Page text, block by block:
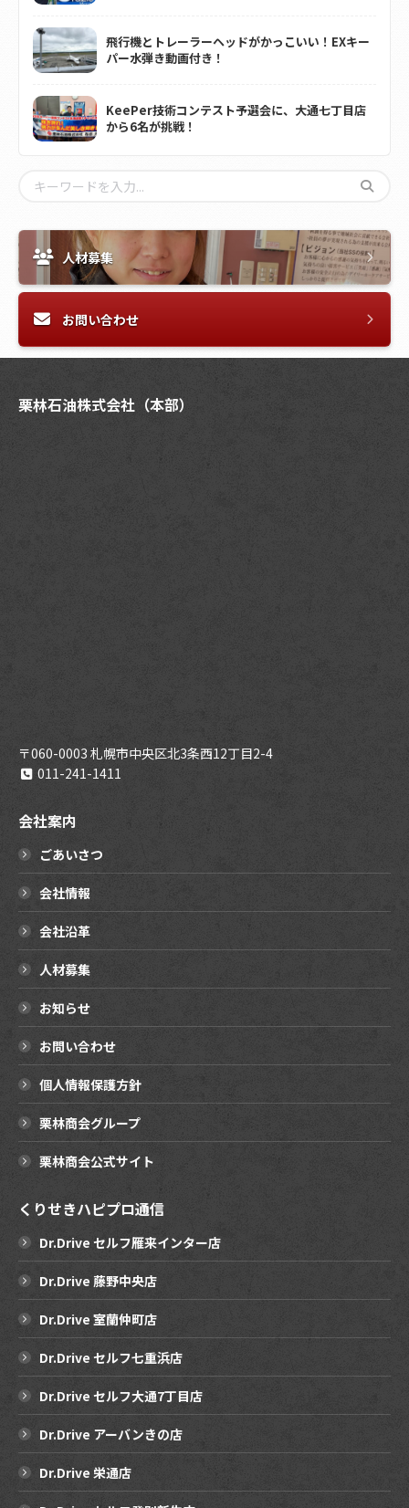
飛行機とトレーラーヘッドがかっこいい！EXキー
パー水弾き動画付き！
KeePer技術コンテスト予選会に、大通七丁目店
から6名が挑戦！
人材募集
お問い合わせ
栗林石油株式会社（本部）
〒060-0003 札幌市中央区北3条西12丁目2-4
011-241-1411
会社案内
ごあいさつ
会社情報
会社沿革
人材募集
お知らせ
お問い合わせ
個人情報保護方針
栗林商会グループ
栗林商会公式サイト
くりせきハピプロ通信
Dr.Drive セルフ雁来インター店
Dr.Drive 藤野中央店
Dr.Drive 室蘭仲町店
Dr.Drive セルフ七重浜店
Dr.Drive セルフ大通7丁目店
Dr.Drive アーバンきの店
Dr.Drive 栄通店